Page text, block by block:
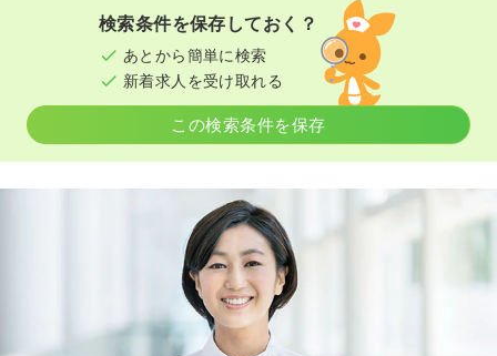
検索条件を保存しておく？
あとから簡単に検索
新着求人を受け取れる
この検索条件を保存